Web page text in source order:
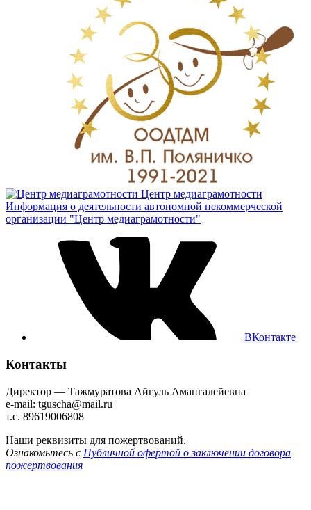
Центр медиаграмотности
Информация о деятельности автономной некоммерческой
организации "Центр медиаграмотности"
ВКонтакте
Контакты
Директор — Тажмуратова Айгуль Амангалейевна
e-mail: tguscha@mail.ru
т.с. 89619006808
Наши реквизиты для пожертвований.
Ознакомьтесь с Публичной офертой о заключении договора
пожертвования